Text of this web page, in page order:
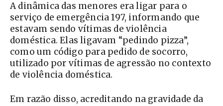
A dinâmica das menores era ligar para o
serviço de emergência 197, informando que
estavam sendo vítimas de violência
doméstica. Elas ligavam “pedindo pizza”,
como um código para pedido de socorro,
utilizado por vítimas de agressão no contexto
de violência doméstica.
Em razão disso, acreditando na gravidade da